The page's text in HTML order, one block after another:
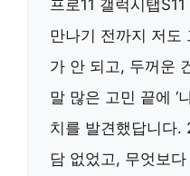
프로11 갤럭시탭
만나기 전까지 저도
가 안 되고, 두꺼운
말 많은 고민 끝에 ‘
치를 발견했답니다
담 없었고, 무엇보